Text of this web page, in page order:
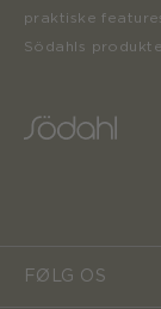
praktiske
Södahls
FØLG OS